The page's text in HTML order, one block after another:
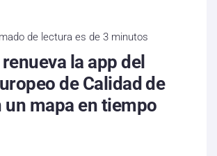
de lectura es de 3 minutos
la app del
de Calidad de
un mapa en tiempo